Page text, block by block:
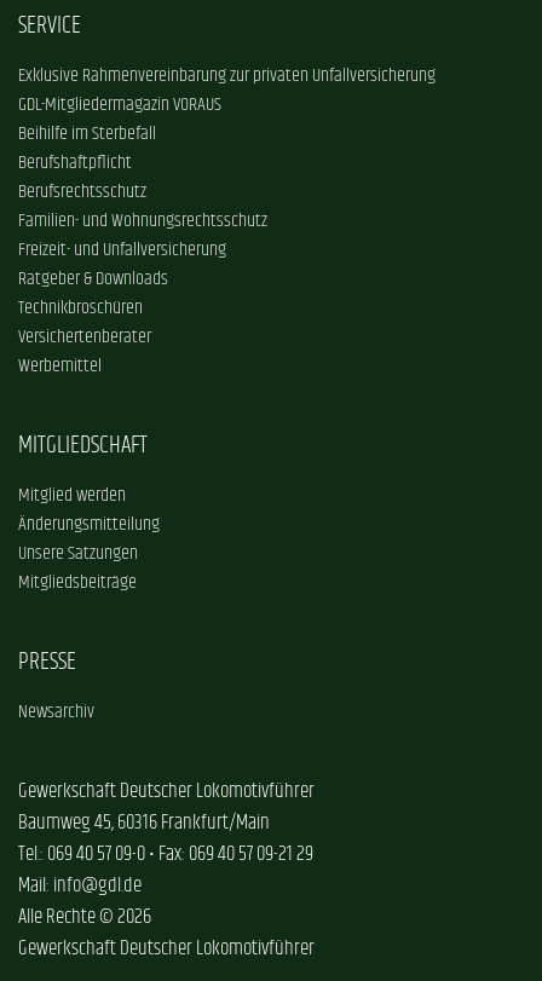
SERVICE
Exklusive Rahmenvereinbarung zur privaten Unfallversicherung
GDL-Mitgliedermagazin VORAUS
Beihilfe im Sterbefall
Berufshaftpflicht
Berufsrechtsschutz
Familien- und Wohnungsrechtsschutz
Freizeit- und Unfallversicherung
Ratgeber & Downloads
Technikbroschüren
Versichertenberater
Werbemittel
MITGLIEDSCHAFT
Mitglied werden
Änderungsmitteilung
Unsere Satzungen
Mitgliedsbeiträge
PRESSE
Newsarchiv
Gewerkschaft Deutscher Lokomotivführer
Baumweg 45, 60316 Frankfurt/Main
Tel.: 069 40 57 09-0 • Fax: 069 40 57 09-21 29
Mail: info@gdl.de
Alle Rechte © 2026
Gewerkschaft Deutscher Lokomotivführer